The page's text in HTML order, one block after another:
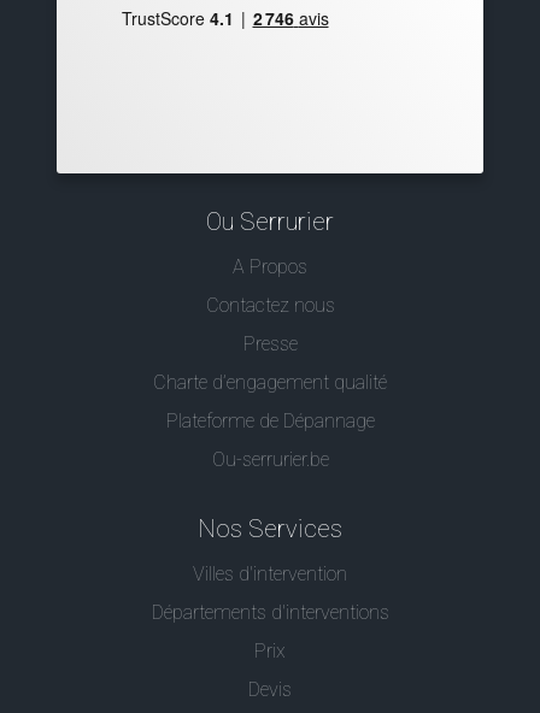
Ou Serrurier
A Propos
Contactez nous
Presse
Charte d’engagement qualité
Plateforme de Dépannage
Ou-serrurier.be
Nos Services
Villes d'intervention
Départements d'interventions
Prix
Devis